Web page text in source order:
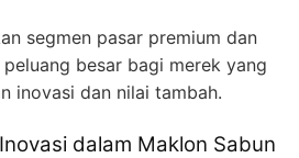
segmen pasar premium dan
besar bagi merek yang
inovasi dan nilai tambah.
dalam Maklon Sabun